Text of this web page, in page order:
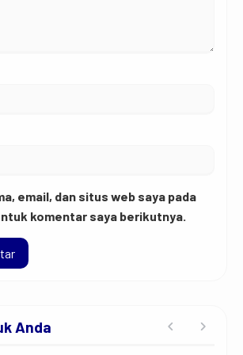
email, dan situs web saya pada
komentar saya berikutnya.
Anda